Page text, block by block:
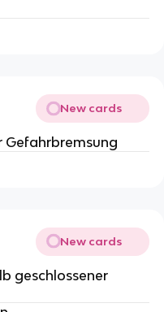
New cards
Gefahrbremsung
New cards
geschlossener